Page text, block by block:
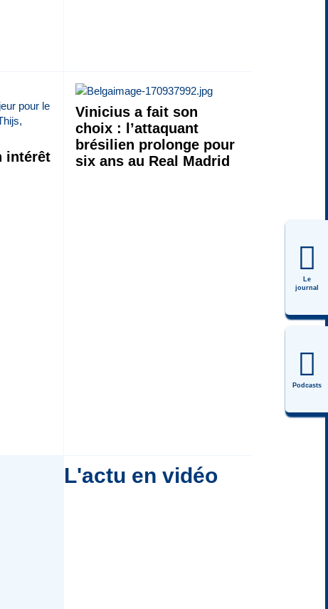
Le
journal
Podcasts
intérêt
Vinicius a fait son
choix : l’attaquant
brésilien prolonge pour
six ans au Real Madrid
L'actu en vidéo